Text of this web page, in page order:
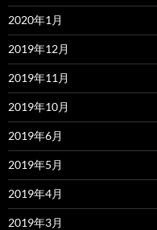
2020年1月
2019年12月
2019年11月
2019年10月
2019年6月
2019年5月
2019年4月
2019年3月